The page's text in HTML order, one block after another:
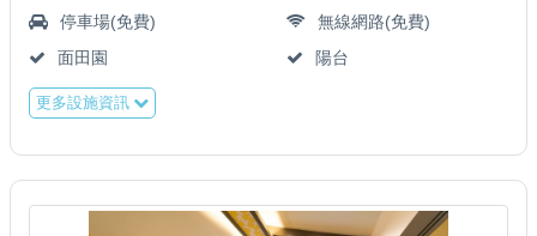
停車場(免費)
無線網路(免費)
面田園
陽台
更多設施資訊